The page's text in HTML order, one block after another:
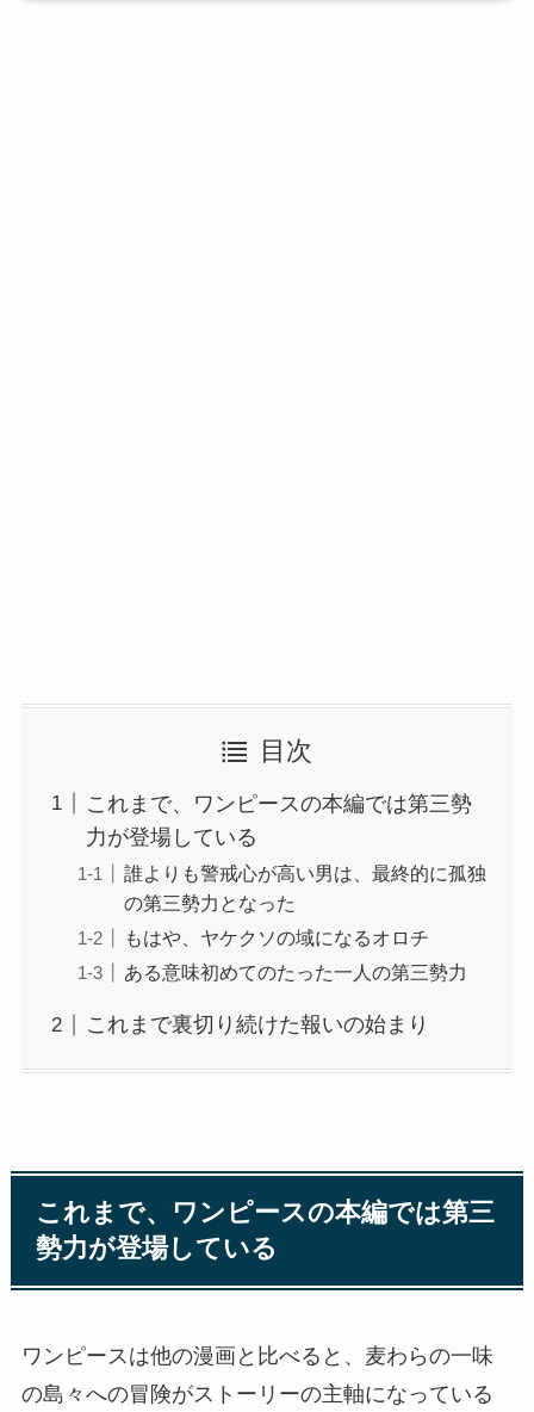
目次
これまで、ワンピースの本編では第三勢
力が登場している
誰よりも警戒心が高い男は、最終的に孤独
の第三勢力となった
もはや、ヤケクソの域になるオロチ
ある意味初めてのたった一人の第三勢力
これまで裏切り続けた報いの始まり
これまで、ワンピースの本編では第三
勢力が登場している
ワンピースは他の漫画と比べると、麦わらの一味
の島々への冒険がストーリーの主軸になっている